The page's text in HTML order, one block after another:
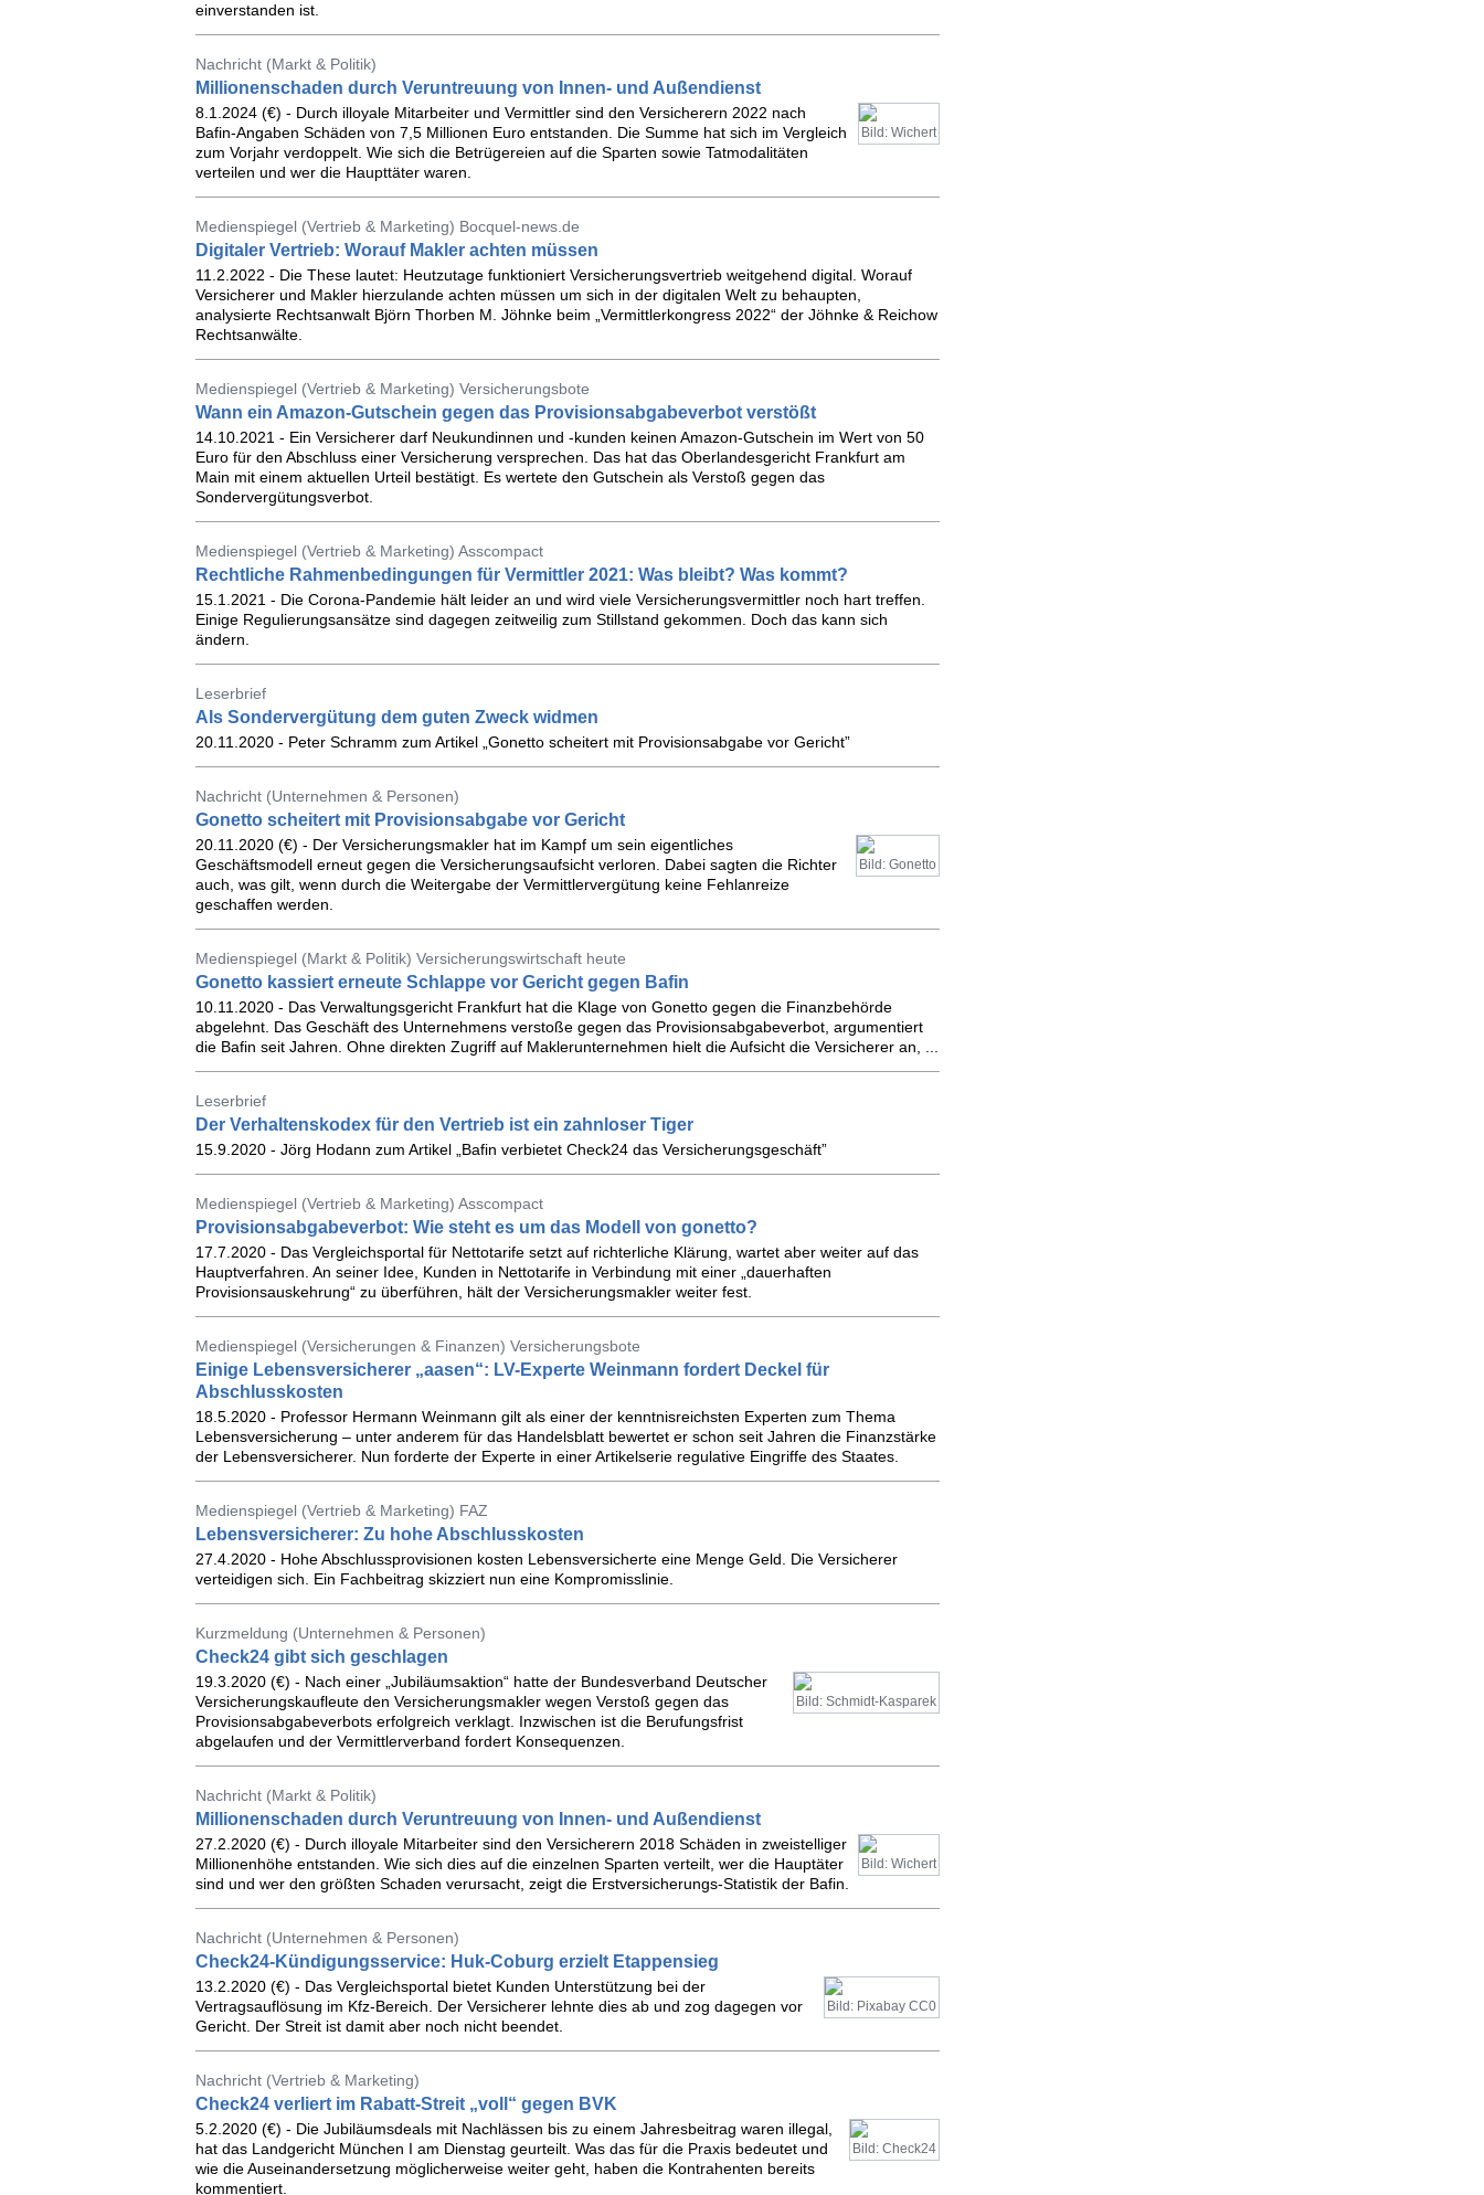
einverstanden ist.
Nachricht (Markt & Politik)
Millionenschaden durch Veruntreuung von Innen- und Außendienst
Bild: Wichert
8.1.2024 (€) - Durch illoyale Mitarbeiter und Vermittler sind den Versicherern 2022 nach
Bafin-Angaben Schäden von 7,5 Millionen Euro entstanden. Die Summe hat sich im Vergleich
zum Vorjahr verdoppelt. Wie sich die Betrügereien auf die Sparten sowie Tatmodalitäten
verteilen und wer die Haupttäter waren.
Medienspiegel (Vertrieb & Marketing) Bocquel-news.de
Digitaler Vertrieb: Worauf Makler achten müssen
11.2.2022 - Die These lautet: Heutzutage funktioniert Versicherungsvertrieb weitgehend digital. Worauf
Versicherer und Makler hierzulande achten müssen um sich in der digitalen Welt zu behaupten,
analysierte Rechtsanwalt Björn Thorben M. Jöhnke beim „Vermittlerkongress 2022“ der Jöhnke & Reichow
Rechtsanwälte.
Medienspiegel (Vertrieb & Marketing) Versicherungsbote
Wann ein Amazon-Gutschein gegen das Provisionsabgabeverbot verstößt
14.10.2021 - Ein Versicherer darf Neukundinnen und -kunden keinen Amazon-Gutschein im Wert von 50
Euro für den Abschluss einer Versicherung versprechen. Das hat das Oberlandesgericht Frankfurt am
Main mit einem aktuellen Urteil bestätigt. Es wertete den Gutschein als Verstoß gegen das
Sondervergütungsverbot.
Medienspiegel (Vertrieb & Marketing) Asscompact
Rechtliche Rahmenbedingungen für Vermittler 2021: Was bleibt? Was kommt?
15.1.2021 - Die Corona-Pandemie hält leider an und wird viele Versicherungsvermittler noch hart treffen.
Einige Regulierungsansätze sind dagegen zeitweilig zum Stillstand gekommen. Doch das kann sich
ändern.
Leserbrief
Als Sondervergütung dem guten Zweck widmen
20.11.2020 - Peter Schramm zum Artikel „Gonetto scheitert mit Provisionsabgabe vor Gericht”
Nachricht (Unternehmen & Personen)
Gonetto scheitert mit Provisionsabgabe vor Gericht
Bild: Gonetto
20.11.2020 (€) - Der Versicherungsmakler hat im Kampf um sein eigentliches
Geschäftsmodell erneut gegen die Versicherungsaufsicht verloren. Dabei sagten die Richter
auch, was gilt, wenn durch die Weitergabe der Vermittlervergütung keine Fehlanreize
geschaffen werden.
Medienspiegel (Markt & Politik) Versicherungswirtschaft heute
Gonetto kassiert erneute Schlappe vor Gericht gegen Bafin
10.11.2020 - Das Verwaltungsgericht Frankfurt hat die Klage von Gonetto gegen die Finanzbehörde
abgelehnt. Das Geschäft des Unternehmens verstoße gegen das Provisionsabgabeverbot, argumentiert
die Bafin seit Jahren. Ohne direkten Zugriff auf Maklerunternehmen hielt die Aufsicht die Versicherer an, ...
Leserbrief
Der Verhaltenskodex für den Vertrieb ist ein zahnloser Tiger
15.9.2020 - Jörg Hodann zum Artikel „Bafin verbietet Check24 das Versicherungsgeschäft”
Medienspiegel (Vertrieb & Marketing) Asscompact
Provisionsabgabeverbot: Wie steht es um das Modell von gonetto?
17.7.2020 - Das Vergleichsportal für Nettotarife setzt auf richterliche Klärung, wartet aber weiter auf das
Hauptverfahren. An seiner Idee, Kunden in Nettotarife in Verbindung mit einer „dauerhaften
Provisionsauskehrung“ zu überführen, hält der Versicherungsmakler weiter fest.
Medienspiegel (Versicherungen & Finanzen) Versicherungsbote
Einige Lebensversicherer „aasen“: LV-Experte Weinmann fordert Deckel für
Abschlusskosten
18.5.2020 - Professor Hermann Weinmann gilt als einer der kenntnisreichsten Experten zum Thema
Lebensversicherung – unter anderem für das Handelsblatt bewertet er schon seit Jahren die Finanzstärke
der Lebensversicherer. Nun forderte der Experte in einer Artikelserie regulative Eingriffe des Staates.
Medienspiegel (Vertrieb & Marketing) FAZ
Lebensversicherer: Zu hohe Abschlusskosten
27.4.2020 - Hohe Abschlussprovisionen kosten Lebensversicherte eine Menge Geld. Die Versicherer
verteidigen sich. Ein Fachbeitrag skizziert nun eine Kompromisslinie.
Kurzmeldung (Unternehmen & Personen)
Check24 gibt sich geschlagen
Bild: Schmidt-Kasparek
19.3.2020 (€) - Nach einer „Jubiläumsaktion“ hatte der Bundesverband Deutscher
Versicherungskaufleute den Versicherungsmakler wegen Verstoß gegen das
Provisionsabgabeverbots erfolgreich verklagt. Inzwischen ist die Berufungsfrist
abgelaufen und der Vermittlerverband fordert Konsequenzen.
Nachricht (Markt & Politik)
Millionenschaden durch Veruntreuung von Innen- und Außendienst
Bild: Wichert
27.2.2020 (€) - Durch illoyale Mitarbeiter sind den Versicherern 2018 Schäden in zweistelliger
Millionenhöhe entstanden. Wie sich dies auf die einzelnen Sparten verteilt, wer die Hauptäter
sind und wer den größten Schaden verursacht, zeigt die Erstversicherungs-Statistik der Bafin.
Nachricht (Unternehmen & Personen)
Check24-Kündigungsservice: Huk-Coburg erzielt Etappensieg
Bild: Pixabay CC0
13.2.2020 (€) - Das Vergleichsportal bietet Kunden Unterstützung bei der
Vertragsauflösung im Kfz-Bereich. Der Versicherer lehnte dies ab und zog dagegen vor
Gericht. Der Streit ist damit aber noch nicht beendet.
Nachricht (Vertrieb & Marketing)
Check24 verliert im Rabatt-Streit „voll“ gegen BVK
Bild: Check24
5.2.2020 (€) - Die Jubiläumsdeals mit Nachlässen bis zu einem Jahresbeitrag waren illegal,
hat das Landgericht München I am Dienstag geurteilt. Was das für die Praxis bedeutet und
wie die Auseinandersetzung möglicherweise weiter geht, haben die Kontrahenten bereits
kommentiert.